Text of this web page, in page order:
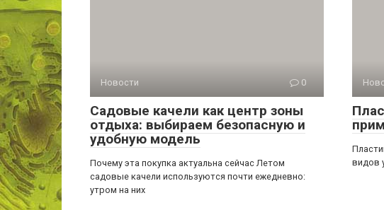
Новости 0
Садовые качели как центр зоны
отдыха: выбираем безопасную и
удобную модель
Почему эта покупка актуальна сейчас Летом
садовые качели используются почти ежедневно:
утром на них
видов